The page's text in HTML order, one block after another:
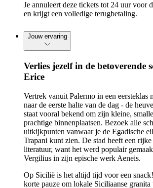
Je annuleert deze tickets tot 24 uur voor
en krijgt een volledige terugbetaling.
Jouw ervaring
Verlies jezelf in de betoverende
Erice
Vertrek vanuit Palermo in een eersteklas
naar de eerste halte van de dag - de
staat vooral bekend om zijn kleine,
prachtige binnenplaatsen. Bezoek alle
uitkijkpunten vanwaar je de Egadische
Trapani kunt zien. De stad heeft een
literatuur, want het werd populair
Vergilius in zijn epische werk Aeneis.
Op Sicilië is het altijd tijd voor een
korte pauze om lokale Siciliaanse